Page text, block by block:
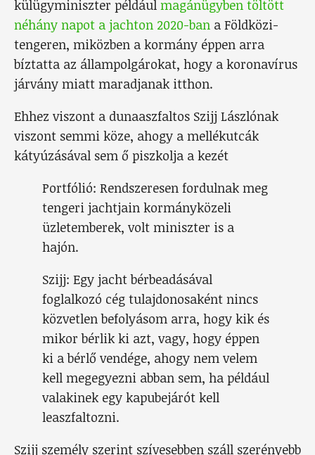
külügyminiszter például magánügyben töltött
néhány napot a jachton 2020-ban a Földközi-
tengeren, miközben a kormány éppen arra
bíztatta az állampolgárokat, hogy a koronavírus
járvány miatt maradjanak itthon.
Ehhez viszont a dunaaszfaltos Szijj Lászlónak
viszont semmi köze, ahogy a mellékutcák
kátyúzásával sem ő piszkolja a kezét
Portfólió: Rendszeresen fordulnak meg
tengeri jachtjain kormányközeli
üzletemberek, volt miniszter is a
hajón.
Szijj: Egy jacht bérbeadásával
foglalkozó cég tulajdonosaként nincs
közvetlen befolyásom arra, hogy kik és
mikor bérlik ki azt, vagy, hogy éppen
ki a bérlő vendége, ahogy nem velem
kell megegyezni abban sem, ha például
valakinek egy kapubejárót kell
leaszfaltozni.
Szijj személy szerint szívesebben száll szerényebb